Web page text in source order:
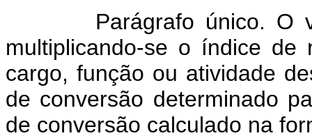
Parágrafo único. O
multiplicando-se o índice de
cargo, função ou atividade
de conversão determinado
de conversão calculado na